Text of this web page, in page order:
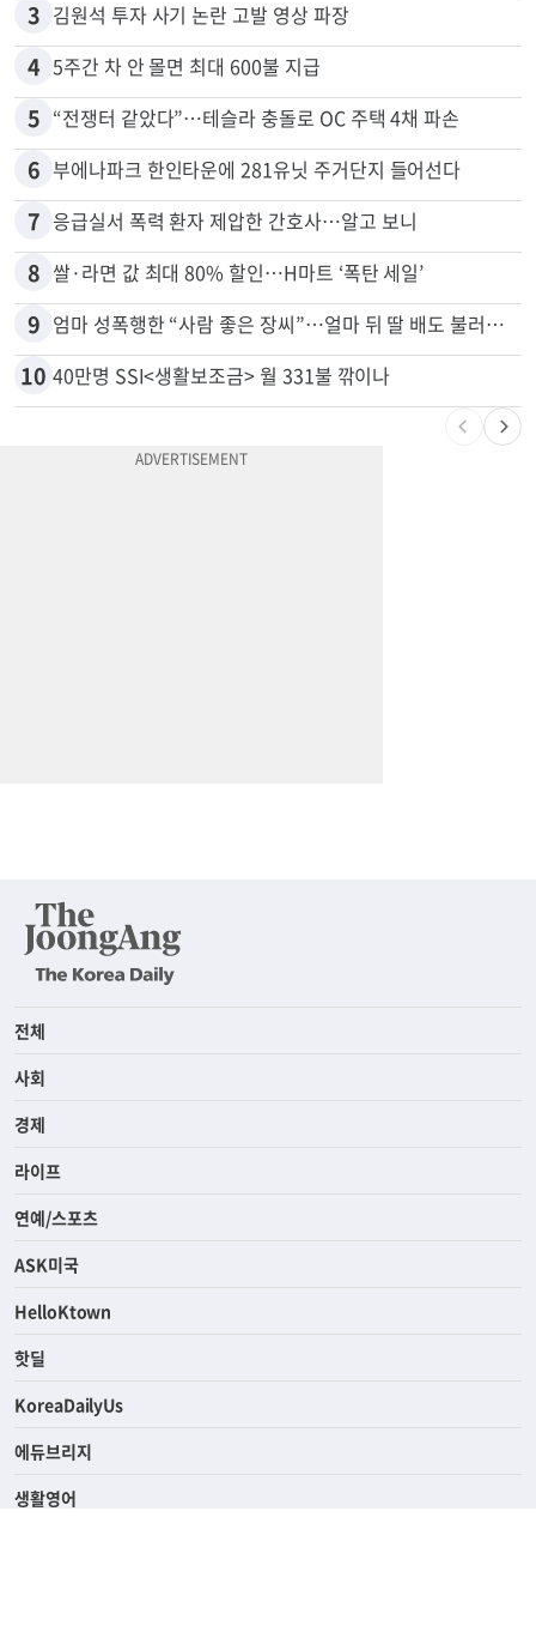
3 김원석 투자 사기 논란 고발 영상 파장
4 5주간 차 안 몰면 최대 600불 지급
5 “전쟁터 같았다”…테슬라 충돌로 OC 주택 4채 파손
6 부에나파크 한인타운에 281유닛 주거단지 들어선다
7 응급실서 폭력 환자 제압한 간호사…알고 보니
8 쌀·라면 값 최대 80% 할인…H마트 ‘폭탄 세일’
9 엄마 성폭행한 “사람 좋은 장씨”…얼마 뒤 딸 배도 불러왔다
10 40만명 SSI<생활보조금> 월 331불 깎이나
전체
사회
경제
라이프
연예/스포츠
ASK미국
HelloKtown
핫딜
KoreaDailyUs
에듀브리지
생활영어